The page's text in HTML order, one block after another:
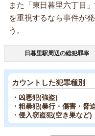
また「東日暮里六丁目
を重視するなら事件が
う。
日暮里駅周辺の総犯罪率
カウントした犯罪種別
・凶悪犯(強盗)
・粗暴犯(暴行・傷害・脅
・侵入窃盗犯(空き巣など)